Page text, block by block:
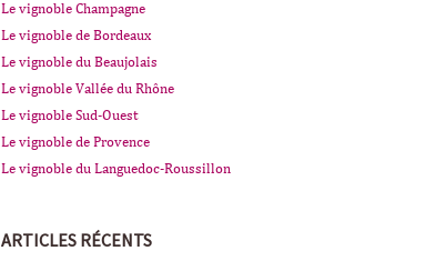
Le vignoble Champagne
Le vignoble de Bordeaux
Le vignoble du Beaujolais
Le vignoble Vallée du Rhône
Le vignoble Sud-Ouest
Le vignoble de Provence
Le vignoble du Languedoc-Roussillon
ARTICLES RÉCENTS